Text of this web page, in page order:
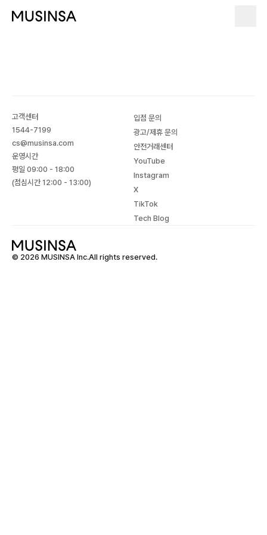
고객센터
1544-7199
cs@musinsa.com
운영시간
평일 09:00 - 18:00
(점심시간 12:00 - 13:00)
입점 문의
광고/제휴 문의
안전거래센터
YouTube
Instagram
X
TikTok
Tech Blog
© 2026 MUSINSA Inc.All rights reserved.